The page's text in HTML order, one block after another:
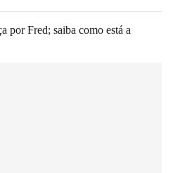
por Fred; saiba como está a